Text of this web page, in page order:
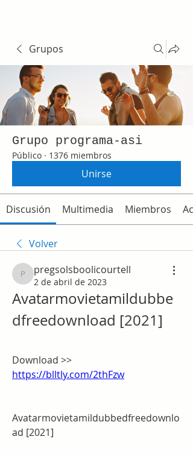
Grupos
Grupo programa-asi
Público · 1376 miembros
Unirse
Discusión Multimedia Miembros
Volver
pregsolsboolicourtell
pregsolsboolicourtell
2 de abril de 2023
Avatarmovietamildubbe
dfreedownload [2021]
https://blltly.com/2thFzw
Avatarmovietamildubbedfreedownlo
ad [2021]